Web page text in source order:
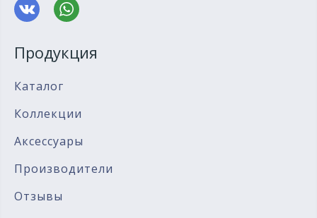
Продукция
Каталог
Коллекции
Аксессуары
Производители
Отзывы